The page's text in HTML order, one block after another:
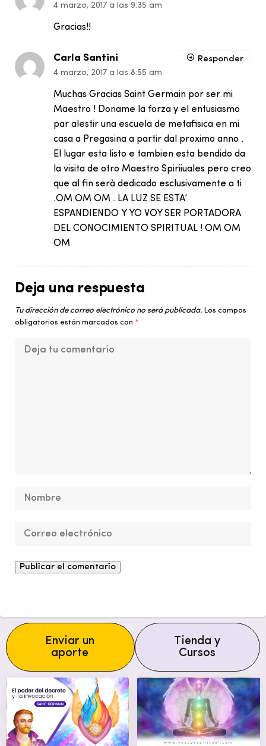
4 marzo, 2017 a las 9:35 am
Gracias!!
Carla Santini
4 marzo, 2017 a las 8:55 am
Muchas Gracias Saint Germain por ser mi
Maestro ! Doname la forza y el entusiasmo
par alestir una escuela de metafisica en mi
casa a Pregasina a partir dal proximo anno .
El lugar esta listo e tambien esta bendido da
la visita de otro Maestro Spiriiuales pero creo
que al fin serà dedicado esclusivamente a ti
.OM OM OM . LA LUZ SE ESTA’
ESPANDIENDO Y YO VOY SER PORTADORA
DEL CONOCIMIENTO SPIRITUAL ! OM OM
OM
Responder
Deja una respuesta
Tu dirección de correo electrónico no será publicada. Los campos
obligatorios están marcados con *
Enviar un
aporte
Tienda y
Cursos